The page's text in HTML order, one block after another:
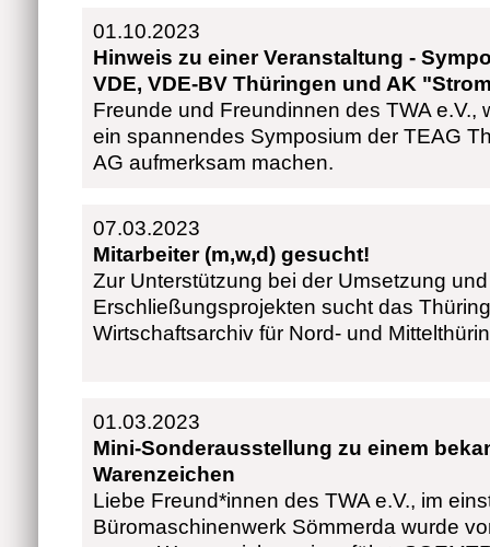
01.10.2023
Hinweis zu einer Veranstaltung -
VDE, VDE-BV Thüringen und AK
Freunde und Freundinnen des TWA e.V.,
ein spannendes Symposium der TEAG
AG aufmerksam machen.
07.03.2023
Mitarbeiter (m,w,d) gesucht!
Zur Unterstützung bei der Umsetzung
Erschließungsprojekten sucht das
Wirtschaftsarchiv für Nord- und
01.03.2023
Mini-Sonderausstellung zu einem
Warenzeichen
Liebe Freund*innen des TWA e.V., im
Büromaschinenwerk Sömmerda wurde